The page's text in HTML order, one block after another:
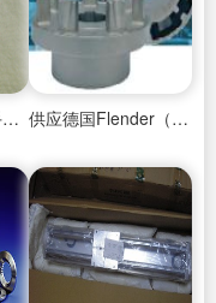
供应日本PYLES手动节流阀 供应德国Flender（弗兰德）柱销式联轴器